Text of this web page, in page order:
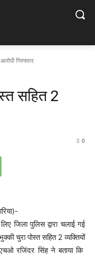
गिरफ्तार
सहित 2
0
जिला पुलिस द्वारा चलाई गई
चुरा पोस्त सहित 2 व्यक्तियों
रजिंदर सिंह ने बताया कि